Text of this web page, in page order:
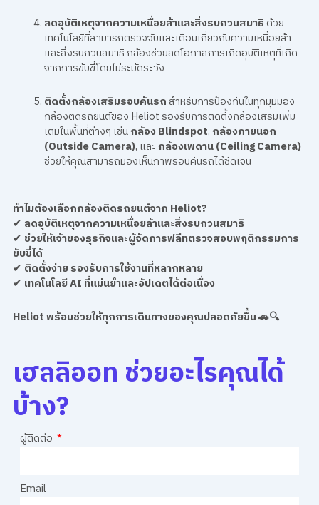
ลดอุบัติเหตุจากความเหนื่อยล้าและสิ่งรบกวนสมาธิ ด้วย
เทคโนโลยีที่สามารถตรวจจับและเตือนเกี่ยวกับความเหนื่อยล้า
และสิ่งรบกวนสมาธิ กล้องช่วยลดโอกาสการเกิดอุบัติเหตุที่เกิด
จากการขับขี่โดยไม่ระมัดระวัง
ติดตั้งกล้องเสริมรอบคันรถ สำหรับการป้องกันในทุกมุมมอง
กล้องติดรถยนต์ของ Heliot รองรับการติดตั้งกล้องเสริมเพิ่ม
เติมในพื้นที่ต่างๆ เช่นกล้อง Blindspot, กล้องภายนอก
(Outside Camera), และ กล้องเพดาน (Ceiling Camera)
ช่วยให้คุณสามารถมองเห็นภาพรอบคันรถได้ชัดเจน
ทำไมต้องเลือกกล้องติดรถยนต์จาก Heliot?
✔ ลดอุบัติเหตุจากความเหนื่อยล้าและสิ่งรบกวนสมาธิ
✔ ช่วยให้เจ้าของธุรกิจและผู้จัดการฟลีทตรวจสอบพฤติกรรมการ
ขับขี่ได้
✔ ติดตั้งง่าย รองรับการใช้งานที่หลากหลาย
✔ เทคโนโลยี AI ที่แม่นยำและอัปเดตได้ต่อเนื่อง
Heliot พร้อมช่วยให้ทุกการเดินทางของคุณปลอดภัยขึ้น 🚗🔍
เฮลลิออท ช่วยอะไรคุณได้
บ้าง?
ผู้ติดต่อ
Email